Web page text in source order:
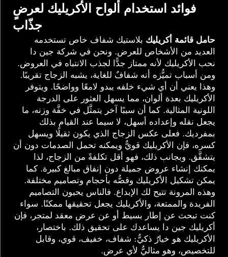
فوائد استخدام ألواح الأكريليك لعرضٍ
جذّاب
حامل قائمة أكريليك بلاستيك شفاف خاص تستخدمه
العديد من الأشخاص للعرض. ونحن في شركة جين دا
نحب الأكريليك لأنه ممتاز جدًّا لجذب الانتباه في العروض.
ومن أسباب تميُّزه أنه شفافٌ للغاية، يشبه الزجاج تقريبًا.
وهذا يعني أن أي شيء خلفه يبدو لامعًا وواضحًا. ويتوفر
الأكريليك بعدة ألوان، مما يسهل العثور على الدرجة
اللونية المثالية. كما أن سببًا آخر يتمثَّل في خفَّة وزنه، ما
يجعل نقله وإعداده أسهل، لا سيما عند القيام بذلك
بمفرديك. فعلى عكس الزجاج الذي يكون ثقيلًا ويسهل
كسره، فإن الأكريليك قويٌّ ويمكنه تحمل الصدمات دون أن
يتشقَّق. وبجانب ذلك، فهو أقل تكلفةً من الزجاج، لذا
يمكنك إنشاء عروض جميلة دون إنفاق مبالغ كبيرة. كما
يمكن تشكيل الأكريليك وقصُّه بأحجام وتصاميم مختلفة.
وهذه المرونة تتيح لك الإبداع. فالناس يحبون التصاميم
الفريدة والممتعة، والأكريليك يجعل تحقيقها ممكنًا. سواء
كنت تبحث عن إطار بسيط أو عن عرض معقد لمتجر، فإن
أكريليك جين دا يساعدك على تحقيق ذلك. باختصار،
الأكريليك هو خيارٌ ذكيٌّ: شفاف، خفيف، قوي، وقابل
للتخصيص، وهو مثاليٌّ لأي عرض.